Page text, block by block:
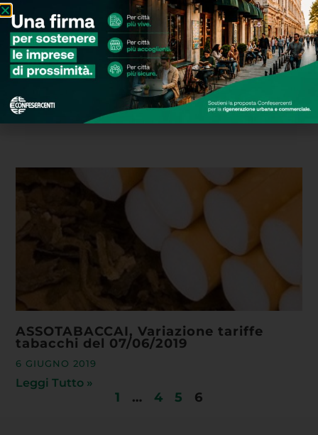
ASSOTABACCAI, Variazione tariffe
tabacchi del 07/06/2019
6 GIUGNO 2019
Leggi Tutto »
1 … 4 5 6